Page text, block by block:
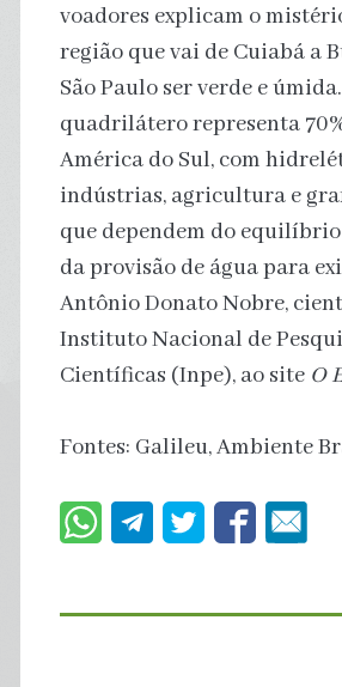
voadores explicam o
região que vai de Cuiabá a
São Paulo ser verde e
quadrilátero representa
América do Sul, com
indústrias, agricultura e
que dependem do
da provisão de água para
Antônio Donato Nobre,
Instituto Nacional de
Científicas (Inpe), ao site O
Fontes: Galileu, Ambiente